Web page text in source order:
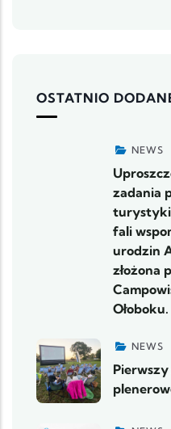
OSTATNIO
NEWS
zadania
turystyki
fali
urodzin
złożona
Ołoboku.
NEWS